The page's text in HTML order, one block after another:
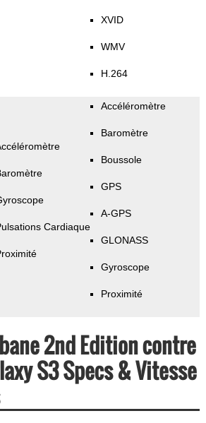
XVID
WMV
H.264
Cardiaque
Accéléromètre
Baromètre
Boussole
GPS
A-GPS
GLONASS
Gyroscope
Proximité
2nd Edition contre
S3 Specs & Vitesse